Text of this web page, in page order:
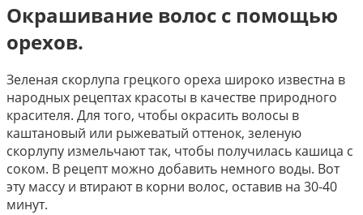
Окрашивание волос с помощью
орехов.
Зеленая скорлупа грецкого ореха широко известна в
народных рецептах красоты в качестве природного
красителя. Для того, чтобы окрасить волосы в
каштановый или рыжеватый оттенок, зеленую
скорлупу измельчают так, чтобы получилась кашица с
соком. В рецепт можно добавить немного воды. Вот
эту массу и втирают в корни волос, оставив на 30-40
минут.